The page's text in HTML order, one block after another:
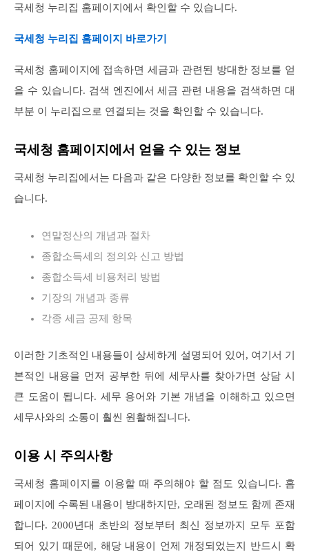
국세청 누리집 홈페이지에서 확인할 수 있습니다.
국세청 누리집 홈페이지 바로가기
국세청 홈페이지에 접속하면 세금과 관련된 방대한 정보를 얻
을 수 있습니다. 검색 엔진에서 세금 관련 내용을 검색하면 대
부분 이 누리집으로 연결되는 것을 확인할 수 있습니다.
국세청 홈페이지에서 얻을 수 있는 정보
국세청 누리집에서는 다음과 같은 다양한 정보를 확인할 수 있
습니다.
연말정산의 개념과 절차
종합소득세의 정의와 신고 방법
종합소득세 비용처리 방법
기장의 개념과 종류
각종 세금 공제 항목
이러한 기초적인 내용들이 상세하게 설명되어 있어, 여기서 기
본적인 내용을 먼저 공부한 뒤에 세무사를 찾아가면 상담 시
큰 도움이 됩니다. 세무 용어와 기본 개념을 이해하고 있으면
세무사와의 소통이 훨씬 원활해집니다.
이용 시 주의사항
국세청 홈페이지를 이용할 때 주의해야 할 점도 있습니다. 홈
페이지에 수록된 내용이 방대하지만, 오래된 정보도 함께 존재
합니다. 2000년대 초반의 정보부터 최신 정보까지 모두 포함
되어 있기 때문에, 해당 내용이 언제 개정되었는지 반드시 확